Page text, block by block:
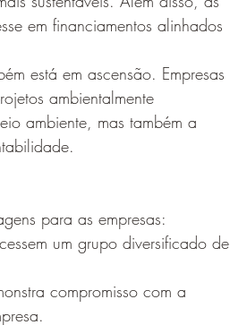
em financiamentos alinhados
está em ascensão. Empresas
ambientalmente
ambiente, mas também a
para as empresas:
um grupo diversificado de
compromisso com a